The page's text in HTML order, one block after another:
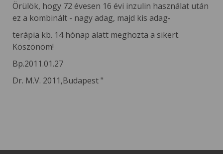
Örülök, hogy 72 évesen 16 évi inzulin használat után
ez a kombinált - nagy adag, majd kis adag-
terápia kb. 14 hónap alatt meghozta a sikert.
Köszönöm!
Bp.2011.01.27
Dr. M.V. 2011,Budapest "